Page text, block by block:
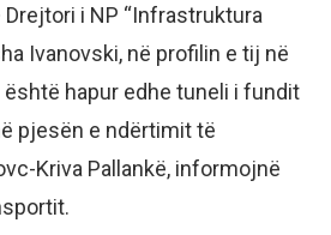
Drejtori i NP “Infrastruktura
Ivanovski, në profilin e tij në
hapur edhe tuneli i fundit
pjesën e ndërtimit të
Kriva Pallankë, informojnë